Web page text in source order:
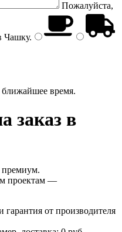
Пожалуйста,
Чашку.
время.
заказ в
премиум.
проектам —
гарантия от производителя